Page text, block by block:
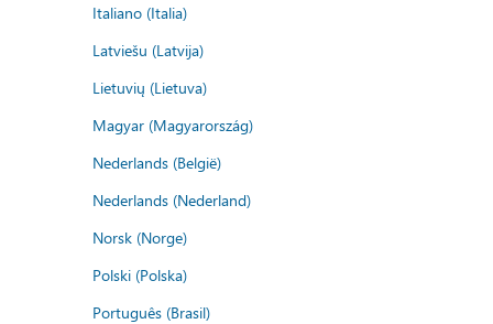
Italiano (Italia)
Latviešu (Latvija)
Lietuvių (Lietuva)
Magyar (Magyarország)
Nederlands (België)
Nederlands (Nederland)
Norsk (Norge)
Polski (Polska)
Português (Brasil)